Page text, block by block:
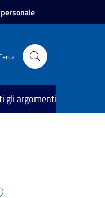
gli argomenti